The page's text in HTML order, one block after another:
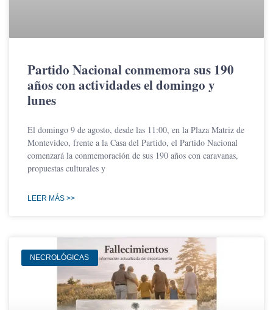
Partido Nacional conmemora sus 190
años con actividades el domingo y
lunes
El domingo 9 de agosto, desde las 11:00, en la Plaza Matriz de
Montevideo, frente a la Casa del Partido, el Partido Nacional
comenzará la conmemoración de sus 190 años con caravanas,
propuestas culturales y
LEER MÁS >>
NECROLÓGICAS